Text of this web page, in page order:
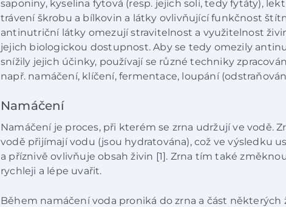
saponiny, kyselina fytová (resp. jejich soli, tedy fytáty),
trávení škrobu a bílkovin a látky ovlivňující funkčnost
antinutriční látky omezují stravitelnost a využitelnost
jejich biologickou dostupnost. Aby se tedy omezily
snížily jejich účinky, používají se různé techniky
např. namáčení, klíčení, fermentace, loupání
Namáčení
Namáčení je proces, při kterém se zrna udržují ve vodě.
vodě přijímají vodu (jsou hydratována), což ve výsledku
a příznivě ovlivňuje obsah živin [1]. Zrna tím také
rychleji a lépe uvařit.
Během namáčení voda proniká do zrna a část některých